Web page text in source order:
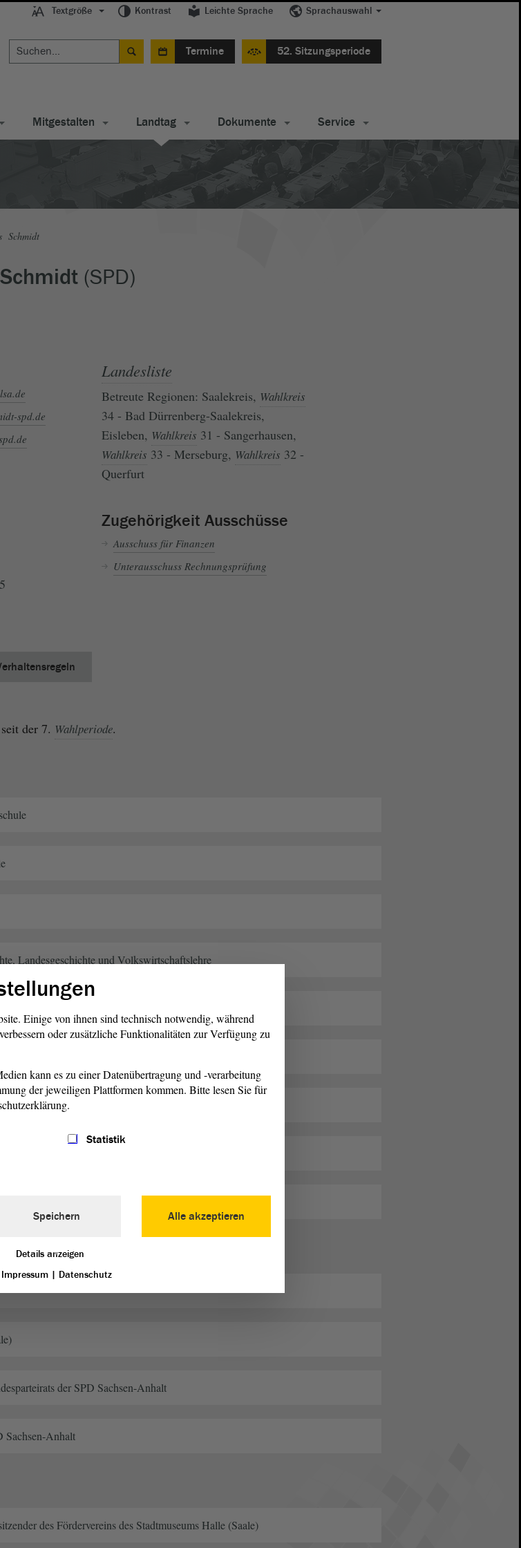
Textgröße Kontrast Leichte Sprache Sprachauswahl
Termine 52. Sitzungsperiode
Mitgestalten Landtag Dokumente Service
Schmidt
(SPD)
spd.de
Landesliste
Betreute Regionen: Saalekreis, Wahlkreis
34 - Bad Dürrenberg-Saalekreis,
Eisleben, Wahlkreis 31 - Sangerhausen,
Wahlkreis 33 - Merseburg, Wahlkreis 32 -
Querfurt
Zugehörigkeit Ausschüsse
Ausschuss für Finanzen
Unterausschuss Rechnungsprüfung
der 7. Wahlperiode.
Landesgeschichte und Volkswirtschaftslehre
"1200 Jahre Halle an der Saale e. V."
der SPD-Stadtratsfraktion Halle (Saale)
der SPD Sachsen-Anhalt
Sachsen-Anhalt
des Fördervereins des Stadtmuseums Halle (Saale)
Einige von ihnen sind technisch notwendig, während
oder zusätzliche Funktionalitäten zur Verfügung zu
kann es zu einer Datenübertragung und -verarbeitung
der jeweiligen Plattformen kommen. Bitte lesen Sie für
Statistik
Alle akzeptieren
Speichern
Details anzeigen
Impressum | Datenschutz